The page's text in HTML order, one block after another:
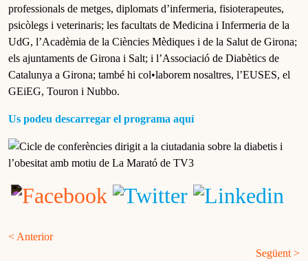
professionals de metges, diplomats d’infermeria, fisioterapeutes,
psicòlegs i veterinaris; les facultats de Medicina i Infermeria de la
UdG, l’Acadèmia de la Ciències Mèdiques i de la Salut de Girona;
els ajuntaments de Girona i Salt; i l’Associació de Diabètics de
Catalunya a Girona; també hi col•laborem nosaltres, l’EUSES, el
GEiEG, Touron i Nubbo.
Us podeu descarregar el programa aquí
< Anterior
Següent >